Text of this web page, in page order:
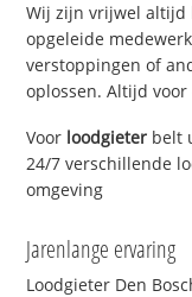
Wij zijn vrijwel altijd
opgeleide
verstoppingen of
oplossen. Altijd
Voor loodgieter belt
24/7 verschillende
omgeving
Jarenlange ervaring
Loodgieter Den